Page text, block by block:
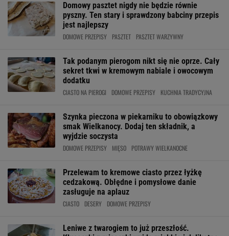
Domowy pasztet nigdy nie będzie równie
pyszny. Ten stary i sprawdzony babciny przepis
jest najlepszy
DOMOWE PRZEPISY PASZTET PASZTET WARZYWNY
Tak podanym pierogom nikt się nie oprze. Cały
sekret tkwi w kremowym nabiale i owocowym
dodatku
CIASTO NA PIEROGI DOMOWE PRZEPISY KUCHNIA TRADYCYJNA
Szynka pieczona w piekarniku to obowiązkowy
smak Wielkanocy. Dodaj ten składnik, a
wyjdzie soczysta
DOMOWE PRZEPISY MIĘSO POTRAWY WIELKANOCNE
Przelewam to kremowe ciasto przez łyżkę
cedzakową. Obłędne i pomysłowe danie
zasługuje na aplauz
CIASTO DESERY DOMOWE PRZEPISY
Leniwe z twarogiem to już przeszłość.